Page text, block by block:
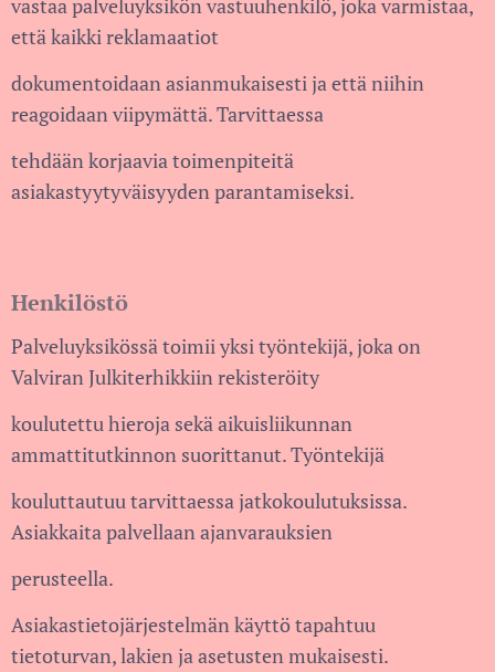
vastaa palveluyksikön vastuuhenkilö, joka varmistaa,
että kaikki reklamaatiot
dokumentoidaan asianmukaisesti ja että niihin
reagoidaan viipymättä. Tarvittaessa
tehdään korjaavia toimenpiteitä
asiakastyytyväisyyden parantamiseksi.
Henkilöstö
Palveluyksikössä toimii yksi työntekijä, joka on
Valviran Julkiterhikkiin rekisteröity
koulutettu hieroja sekä aikuisliikunnan
ammattitutkinnon suorittanut. Työntekijä
kouluttautuu tarvittaessa jatkokoulutuksissa.
Asiakkaita palvellaan ajanvarauksien
perusteella.
Asiakastietojärjestelmän käyttö tapahtuu
tietoturvan, lakien ja asetusten mukaisesti.